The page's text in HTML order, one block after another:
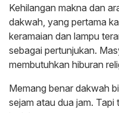
Kehilangan makna dan
dakwah, yang pertama
keramaian dan lampu
sebagai pertunjukan.
membutuhkan hiburan
Memang benar dakwah
sejam atau dua jam.